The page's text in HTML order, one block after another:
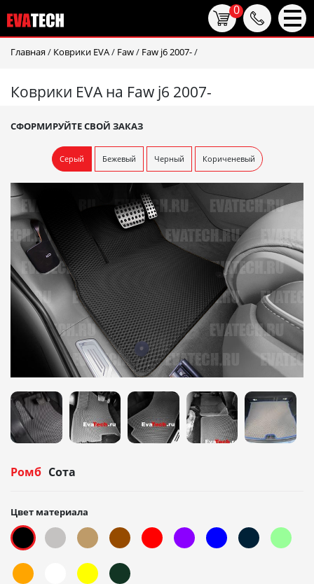
Главная / Коврики EVA/ Faw/ Faw j6 2007-/
Коврики EVA на Faw j6 2007-
СФОРМИРУЙТЕ СВОЙ ЗАКАЗ
Серый Бежевый Черный Кориченевый
Ромб Сота
Цвет материала
0